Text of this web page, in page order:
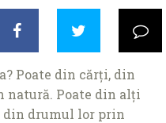
Poate din cărţi, din
natură. Poate din alţi
din drumul lor prin